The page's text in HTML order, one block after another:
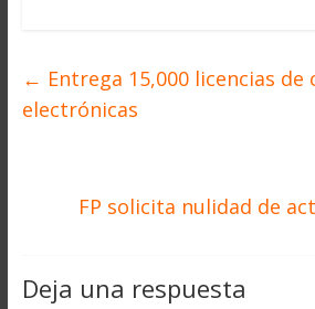
← Entrega 15,000 licencias de
electrónicas
FP solicita nulidad de
Deja una respuesta